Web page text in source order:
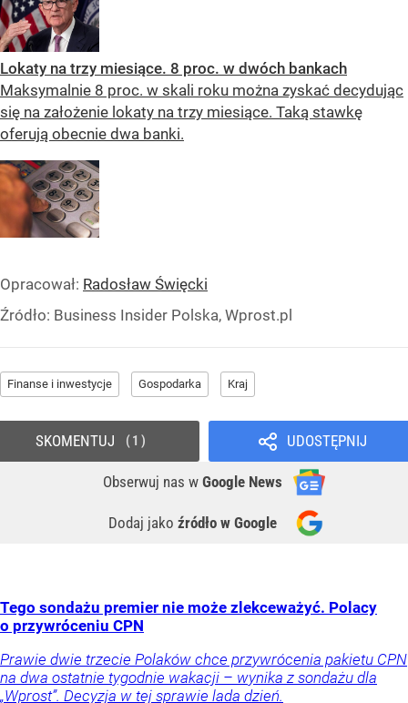
Lokaty na trzy miesiące. 8 proc. w dwóch bankach
Maksymalnie 8 proc. w skali roku można zyskać decydując
się na założenie lokaty na trzy miesiące. Taką stawkę
oferują obecnie dwa banki.
Opracował: Radosław Święcki
Źródło: Business Insider Polska, Wprost.pl
Finanse i inwestycje Gospodarka Kraj
UDOSTĘPNIJ
Obserwuj nas w Google News
Dodaj jako źródło w Google
SKOMENTUJ 1
Tego sondażu premier nie może zlekceważyć. Polacy
o przywróceniu CPN
Prawie dwie trzecie Polaków chce przywrócenia pakietu CPN
na dwa ostatnie tygodnie wakacji – wynika z sondażu dla
„Wprost”. Decyzja w tej sprawie lada dzień.